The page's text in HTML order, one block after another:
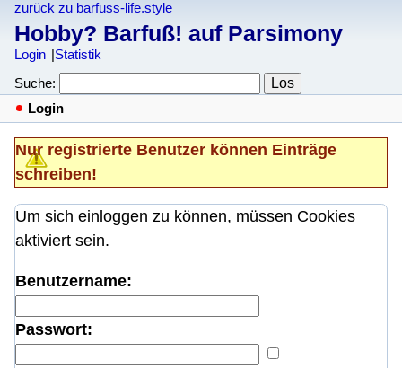
zurück zu barfuss-life.style
Hobby? Barfuß! auf Parsimony
Login
Statistik
Suche:
Login
Nur registrierte Benutzer können Einträge
schreiben!
Um sich einloggen zu können, müssen Cookies
aktiviert sein.
Benutzername:
Passwort: